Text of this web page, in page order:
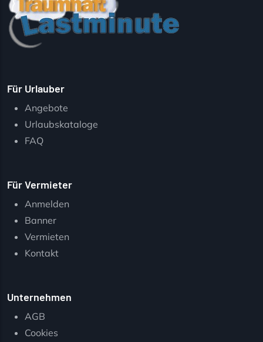
Für Urlauber
Angebote
Urlaubskataloge
FAQ
Für Vermieter
Anmelden
Banner
Vermieten
Kontakt
Unternehmen
AGB
Cookies